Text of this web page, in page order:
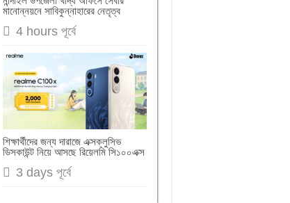
মানোন্নয়নে সাবিকুন্নাহারের নেতৃত্ব
4 hours পূর্বে
শিক্ষার্থীদের জন্য দারাজে এক্সক্লুসিভ
ডিসকাউন্ট নিয়ে আসছে রিয়েলমি সি১০০এক্স
3 days পূর্বে